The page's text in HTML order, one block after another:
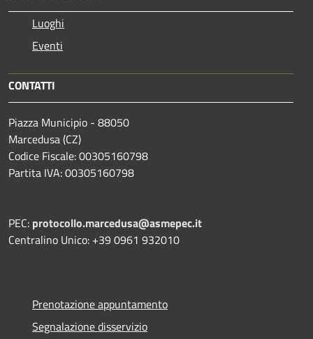
Luoghi
Eventi
CONTATTI
Piazza Municipio - 88050
Marcedusa (CZ)
Codice Fiscale: 00305160798
Partita IVA: 00305160798
PEC: protocollo.marcedusa@asmepec.it
Centralino Unico: +39 0961 932010
Prenotazione appuntamento
Segnalazione disservizio